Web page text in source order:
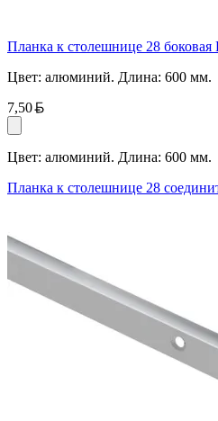
Планка к столешнице 28
Цвет: алюминий. Длина: 600 мм.
7,50
Цвет: алюминий. Длина: 600 мм.
Планка к столешнице 28